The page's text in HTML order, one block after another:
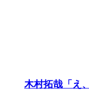
木村拓哉「え